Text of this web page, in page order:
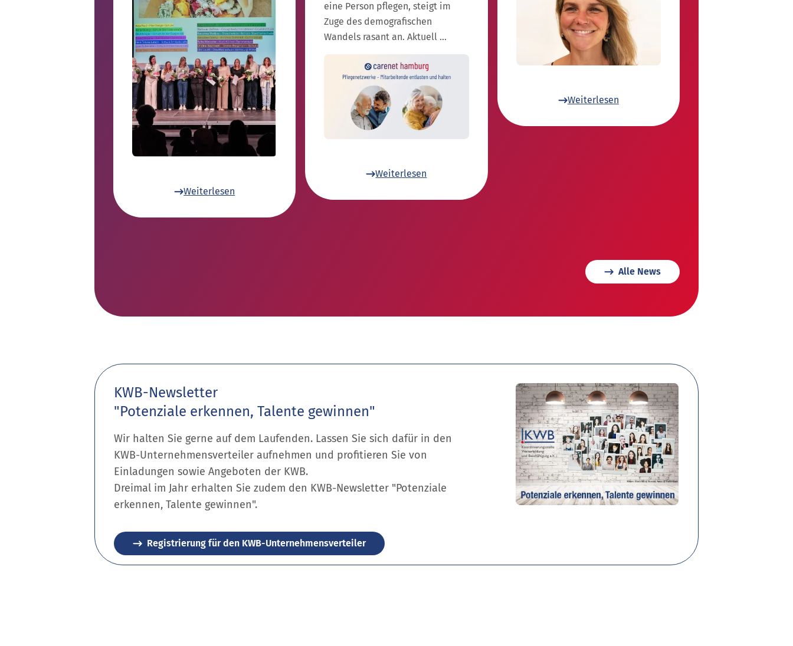
Weiterlesen
eine Person pflegen, steigt im
Zuge des demografischen
Wandels rasant an. Aktuell …
Weiterlesen
Weiterlesen
Alle News
KWB-Newsletter
"Potenziale erkennen, Talente gewinnen"
Wir halten Sie gerne auf dem Laufenden. Lassen Sie sich dafür in den
KWB-Unternehmensverteiler aufnehmen und profitieren Sie von
Einladungen sowie Angeboten der KWB.
Dreimal im Jahr erhalten Sie zudem den KWB-Newsletter "Potenziale
erkennen, Talente gewinnen".
Registrierung für den KWB-Unternehmensverteiler